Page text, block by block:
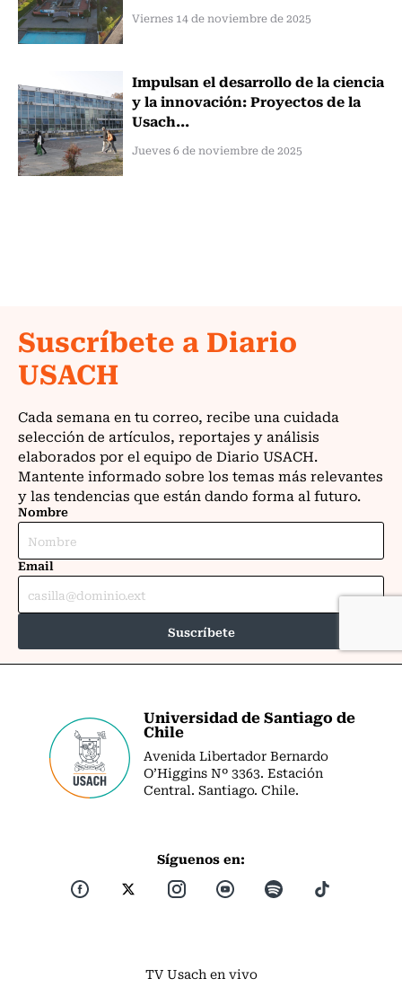
Viernes 14 de noviembre de 2025
Impulsan el desarrollo de la ciencia
y la innovación: Proyectos de la
Usach...
Jueves 6 de noviembre de 2025
Universidad de Santiago de
Chile
Avenida Libertador Bernardo
O’Higgins Nº 3363. Estación
Central. Santiago. Chile.
Síguenos en:
TV Usach en vivo